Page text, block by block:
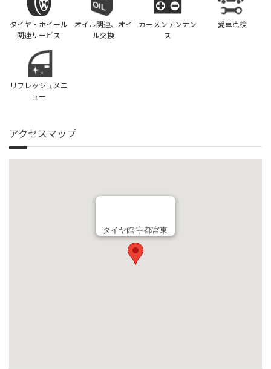
タイヤ・ホイール
関連サービス
オイル関連、オイ
ル交換
カーメンテンナン
ス
愛車点検
リフレッシュメニ
ュー
アクセスマップ
タイヤ館 宇都宮東